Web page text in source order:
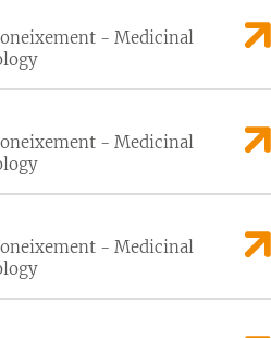
- Medicinal
- Medicinal
- Medicinal